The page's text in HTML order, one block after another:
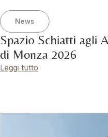
News
Spazio Schiatti agli
di Monza 2026
Leggi tutto